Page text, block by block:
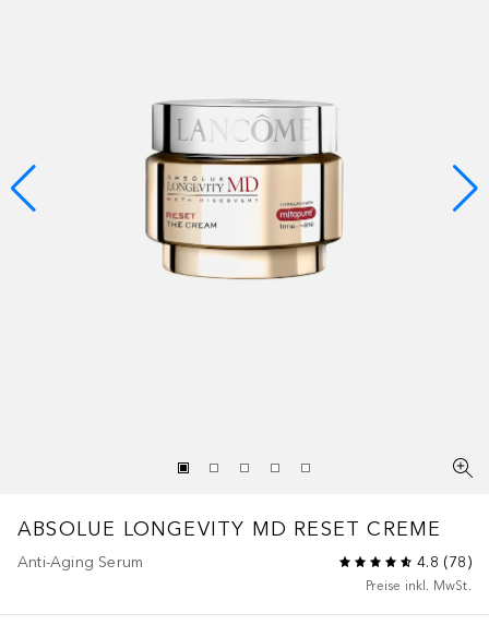
ABSOLUE LONGEVITY MD RESET CREME
Anti-Aging Serum 4.8 (78)
Preise inkl. MwSt.